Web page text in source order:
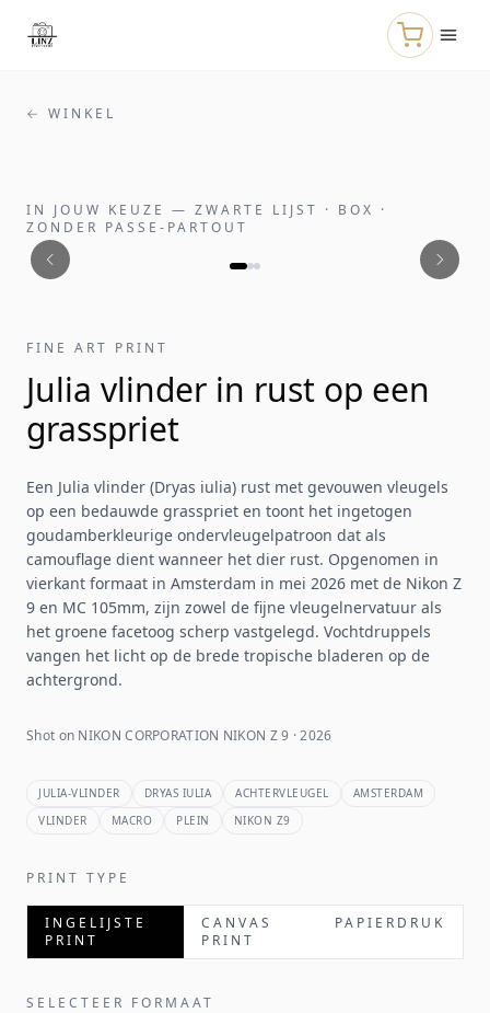
← WINKEL
IN JOUW KEUZE — ZWARTE LIJST · BOX ·
ZONDER PASSE-PARTOUT
FINE ART PRINT
Julia vlinder in rust op een
grasspriet
Een Julia vlinder (Dryas iulia) rust met gevouwen vleugels
op een bedauwde grasspriet en toont het ingetogen
goudamberkleurige ondervleugelpatroon dat als
camouflage dient wanneer het dier rust. Opgenomen in
vierkant formaat in Amsterdam in mei 2026 met de Nikon Z
9 en MC 105mm, zijn zowel de fijne vleugelnervatuur als
het groene facetoog scherp vastgelegd. Vochtdruppels
vangen het licht op de brede tropische bladeren op de
achtergrond.
Shot on NIKON CORPORATION NIKON Z 9 · 2026
JULIA-VLINDER DRYAS IULIA ACHTERVLEUGEL
AMSTERDAM
VLINDER
MACRO PLEIN NIKON Z9
PRINT TYPE
INGELIJSTE
PRINT
CANVAS
PRINT
PAPIERDRUK
SELECTEER FORMAAT